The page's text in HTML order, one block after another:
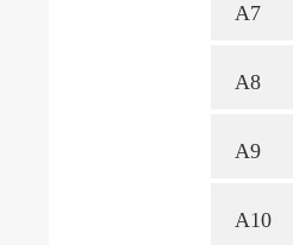
A7
A8
A9
A10